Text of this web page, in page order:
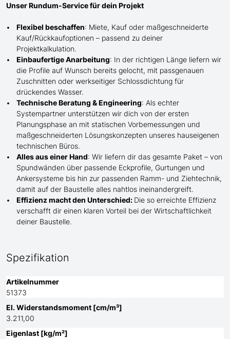
Unser Rundum-Service für dein Projekt
Flexibel beschaffen: Miete, Kauf oder maßgeschneiderte
Kauf/Rückkaufoptionen – passend zu deiner
Projektkalkulation.
Einbaufertige Anarbeitung: In der richtigen Länge liefern wir
die Profile auf Wunsch bereits gelocht, mit passgenauen
Zuschnitten oder werkseitiger Schlossdichtung für
drückendes Wasser.
Technische Beratung & Engineering: Als echter
Systempartner unterstützen wir dich von der ersten
Planungsphase an mit statischen Vorbemessungen und
maßgeschneiderten Lösungskonzepten unseres hauseigenen
technischen Büros.
Alles aus einer Hand: Wir liefern dir das gesamte Paket – von
Spundwänden über passende Eckprofile, Gurtungen und
Ankersysteme bis hin zur passenden Ramm- und Ziehtechnik,
damit auf der Baustelle alles nahtlos ineinandergreift.
Effizienz macht den Unterschied: Die so erreichte Effizienz
verschafft dir einen klaren Vorteil bei der Wirtschaftlichkeit
deiner Baustelle.
Spezifikation
Artikelnummer
51373
El. Widerstandsmoment [cm/m³]
3.211,00
Eigenlast [kg/m²]